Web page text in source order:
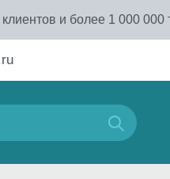
и более 1 000 000